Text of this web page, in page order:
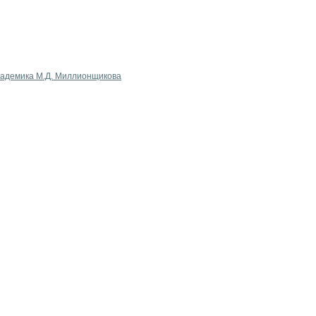
М.Д. Миллионщикова